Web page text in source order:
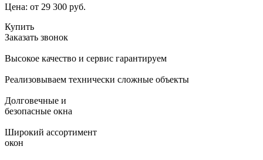
Цена: от 29 300 руб.
Купить
Заказать звонок
Высокое качество и сервис гарантируем
Реализовываем технически сложные объекты
Долговечные и
безопасные окна
Широкий ассортимент
окон